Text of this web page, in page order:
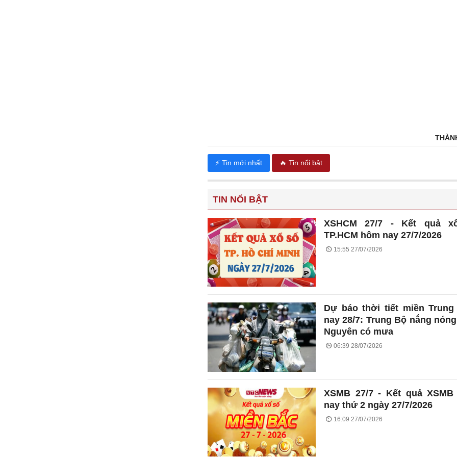
⚡ Tin mới nhất 🔥 Tin nổi bật
TIN NỔI BẬT
XSHCM 27/7 - Kết quả
TP.HCM hôm nay 27/7/2026
15:55 27/07/2026
Dự báo thời tiết miền Trung
nay 28/7: Trung Bộ nắng
Nguyên có mưa
06:39 28/07/2026
XSMB 27/7 - Kết quả XSMB
nay thứ 2 ngày 27/7/2026
16:09 27/07/2026